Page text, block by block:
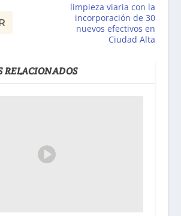
limpieza viaria con la
incorporación de 30
nuevos efectivos en
Ciudad Alta
RELACIONADOS